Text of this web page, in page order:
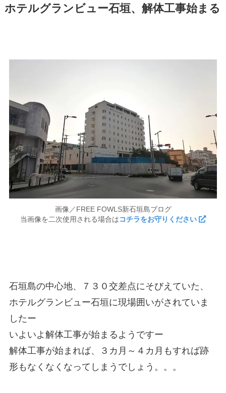
ホテルグランビュー石垣、解体工事始まる
画像／FREE FOWLS新石垣島ブログ
当画像を二次使用される場合はコチラをお守りください
石垣島の中心地、７３０交差点にそびえていた、
ホテルグランビュー石垣に現場囲いがされていま
したー
いよいよ解体工事が始まるようですー
解体工事が始まれば、３カ月～４カ月もすれば跡
形もなくなくなってしまうでしょう。。。